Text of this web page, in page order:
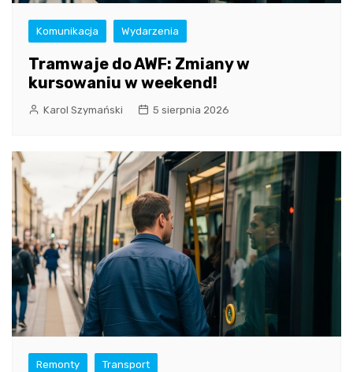
Komunikacja Wydarzenia
Tramwaje do AWF: Zmiany w
kursowaniu w weekend!
Karol Szymański 5 sierpnia 2026
Remonty Transport